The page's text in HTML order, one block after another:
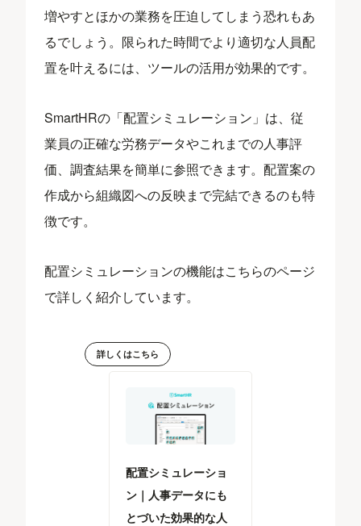
増やすとほかの業務を圧迫してしまう恐れもあ
るでしょう。限られた時間でより適切な人員配
置を叶えるには、ツールの活用が効果的です。
SmartHRの「配置シミュレーション」は、従
業員の正確な労務データやこれまでの人事評
価、調査結果を簡単に参照できます。配置案の
作成から組織図への反映まで完結できるのも特
徴です。
配置シミュレーションの機能はこちらのページ
で詳しく紹介しています。
詳しくはこちら
配置シミュレーショ
ン｜人事データにも
とづいた効果的な人